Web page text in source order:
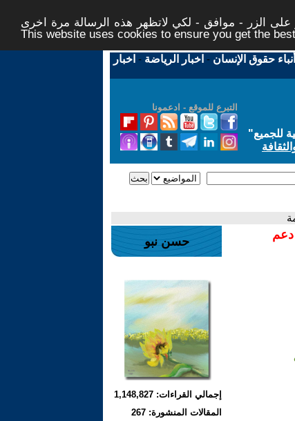
الزر - موافق - لكي لاتظهر هذه الرسالة مرة اخرى -
This website uses cookies to ensure you get the
حقوق الإنسان - اخبار الرياضة - اخبار
التبرع للموقع - ادعمونا
للجميع"
دعم
حسن نبو
إجمالي القراءات: 1,148,827
المقالات المنشورة: 267